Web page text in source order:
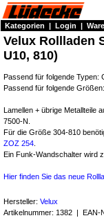
Kategorien | Login |
Velux Rollladen
U10, 810)
Passend für folgende Typen:
Passend für folgende
Lamellen + übrige Metallteile
7500-N.
Für die Größe 304-810
ZOZ 254
Ein Funk-Wandschalter wird
Hier finden Sie das neue
Hersteller: Velux
Artikelnummer: 1382 | EAN-